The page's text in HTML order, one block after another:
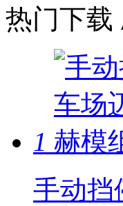
热门下载
1
手动挡